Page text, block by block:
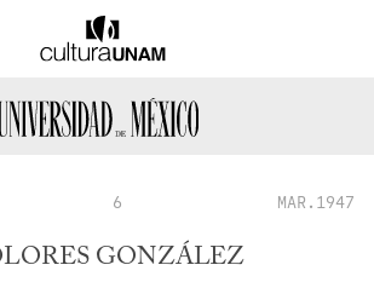
6 MAR.1947
GONZÁLEZ